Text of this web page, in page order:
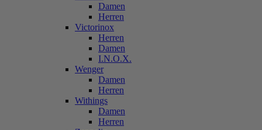
Damen
Herren
Victorinox
Herren
Damen
I.N.O.X.
Wenger
Damen
Herren
Withings
Damen
Herren